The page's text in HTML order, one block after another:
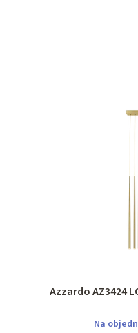
Azzardo AZ3424
Na